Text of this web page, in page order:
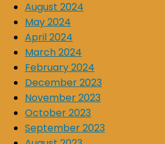
August 2024
May 2024
April 2024
March 2024
February 2024
December 2023
November 2023
October 2023
September 2023